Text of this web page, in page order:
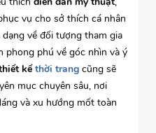
vụ cho sở thích cá nhân
về đối tượng tham gia
phong phú về góc nhìn và ý
kếthời trang cũng sẽ
mục chuyên sâu, nơi
và xu hướng mốt toàn